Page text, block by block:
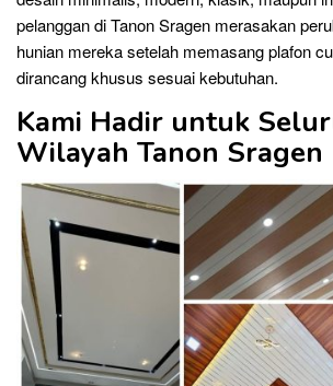
pelanggan di Tanon Sragen merasakan
hunian mereka setelah memasang plafon
dirancang khusus sesuai kebutuhan.
Kami Hadir untuk
Wilayah Tanon Sragen